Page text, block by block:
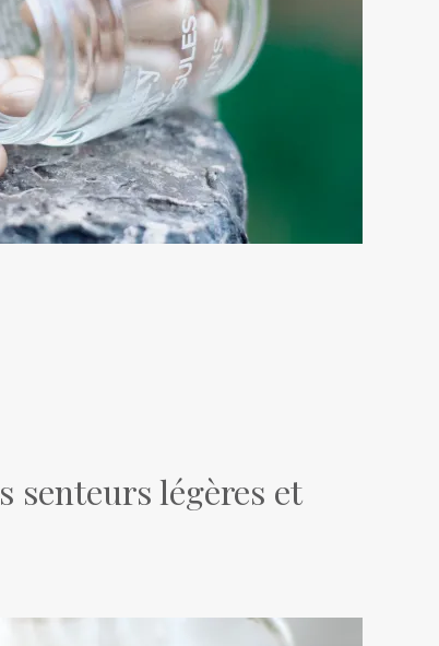
senteurs légères et